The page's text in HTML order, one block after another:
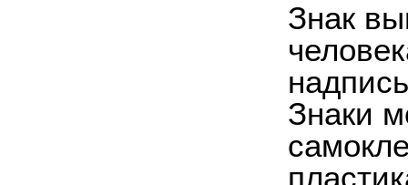
Знак
Знаки